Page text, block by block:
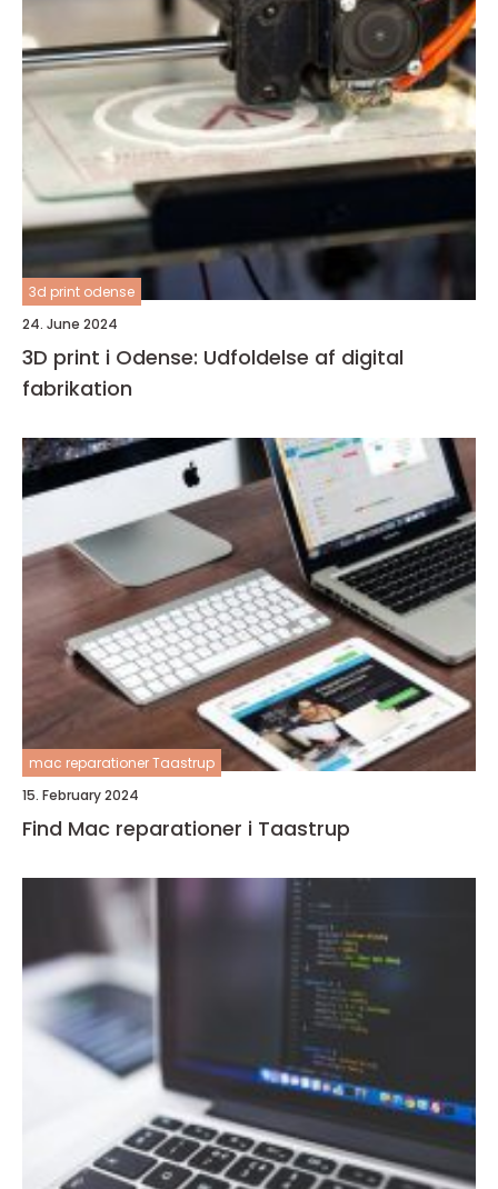
3d print odense
24. June 2024
3D print i Odense: Udfoldelse af digital
fabrikation
mac reparationer Taastrup
15. February 2024
Find Mac reparationer i Taastrup